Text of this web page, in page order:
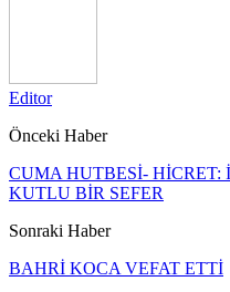
Editor
Önceki Haber
CUMA HUTBESİ-
KUTLU BİR SEFER
Sonraki Haber
BAHRİ KOCA VEFAT ETTİ